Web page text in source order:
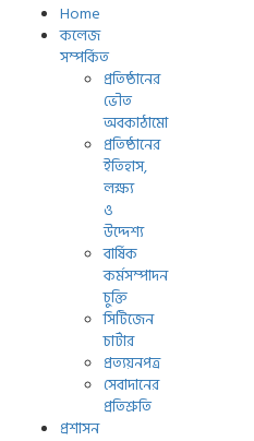
Home
কলেজ
সম্পর্কিত
প্রতিষ্ঠানের
ভৌত
অবকাঠামো
প্রতিষ্ঠানের
ইতিহাস,
লক্ষ্য
ও
উদ্দেশ্য
বার্ষিক
কর্মসম্পাদন
চুক্তি
সিটিজেন
চার্টার
প্রত্যয়নপত্র
সেবাদানের
প্রতিশ্রুতি
প্রশাসন